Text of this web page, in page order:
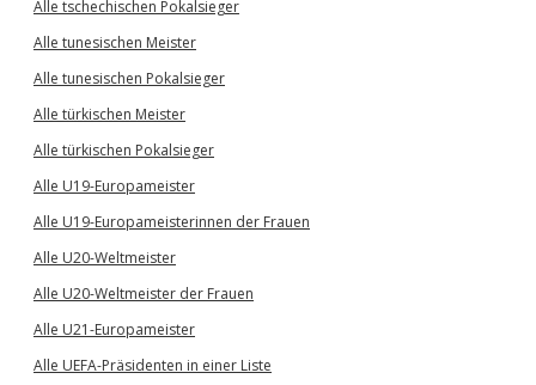
Alle tschechischen Pokalsieger
Alle tunesischen Meister
Alle tunesischen Pokalsieger
Alle türkischen Meister
Alle türkischen Pokalsieger
Alle U19-Europameister
Alle U19-Europameisterinnen der Frauen
Alle U20-Weltmeister
Alle U20-Weltmeister der Frauen
Alle U21-Europameister
Alle UEFA-Präsidenten in einer Liste